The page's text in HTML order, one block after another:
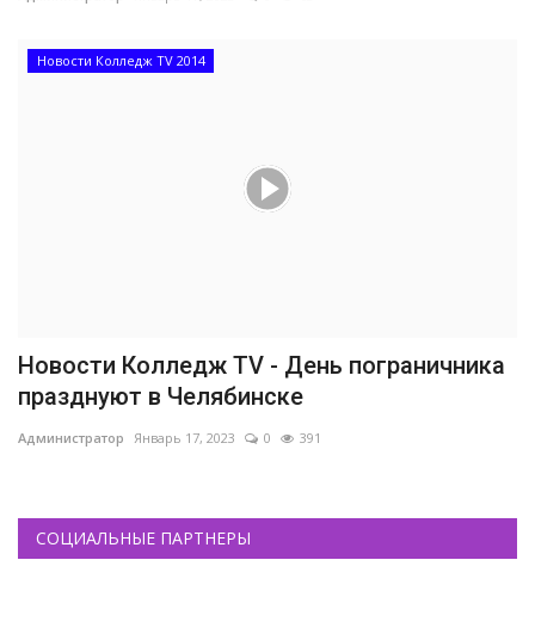
Новости Колледж TV 2014
Новости Колледж TV - День пограничника
празднуют в Челябинске
Администратор Январь 17, 2023 0 391
СОЦИАЛЬНЫЕ ПАРТНЕРЫ